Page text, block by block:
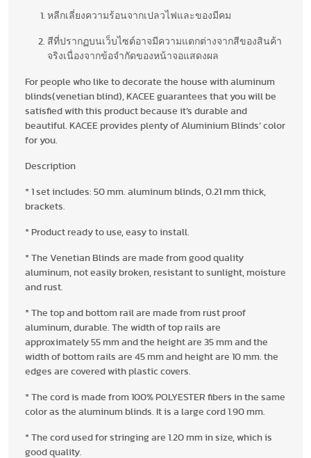
หลีกเลี่ยงความร้อนจากเปลวไฟและของมีคม
สีที่ปรากฏบนเว็บไซต์อาจมีความแตกต่างจากสีของสินค้า
จริงเนื่องจากข้อจำกัดของหน้าจอแสดงผล
For people who like to decorate the house with aluminum
blinds(venetian blind), KACEE guarantees that you will be
satisfied with this product because it’s durable and
beautiful. KACEE provides plenty of Aluminium Blinds’ color
for you.
Description
* 1 set includes: 50 mm. aluminum blinds, 0.21 mm thick,
brackets.
* Product ready to use, easy to install.
* The Venetian Blinds are made from good quality
aluminum, not easily broken, resistant to sunlight, moisture
and rust.
* The top and bottom rail are made from rust proof
aluminum, durable. The width of top rails are
approximately 55 mm and the height are 35 mm and the
width of bottom rails are 45 mm and height are 10 mm. the
edges are covered with plastic covers.
* The cord is made from 100% POLYESTER fibers in the same
color as the aluminum blinds. It is a large cord 1.90 mm.
* The cord used for stringing are 1.20 mm in size, which is
good quality.